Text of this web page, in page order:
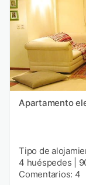
Apartamento
Tipo de
4 huéspedes
Comentarios: 4